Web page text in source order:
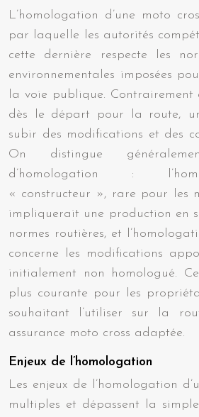
L’homologation d’une moto
par laquelle les autorités
cette dernière respecte les
environnementales imposées
la voie publique. Contrairement
dès le départ pour la route,
subir des modifications et des
On distingue
d’homologation :
« constructeur », rare pour les
impliquerait une production en
normes routières, et
concerne les modifications
initialement non homologué.
plus courante pour les
souhaitant l’utiliser sur la
assurance moto cross adaptée.
Enjeux de l’homologation
Les enjeux de l’homologation
multiples et dépassent la